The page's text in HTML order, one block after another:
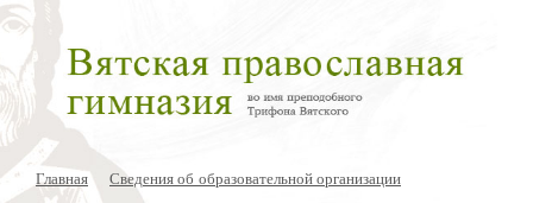
Главная
Сведения об образовательной организации